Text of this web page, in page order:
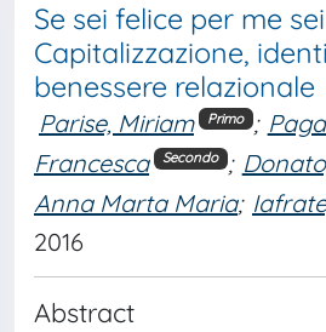
Se sei felice per me
Capitalizzazione,
benessere relazionale
Parise, Miriam Primo ;
Francesca
Secondo ;
Anna Marta Maria;
2016
Abstract